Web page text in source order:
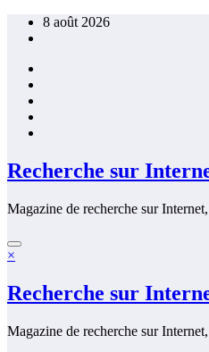
Aller
8 août 2026
Recherche sur
Magazine de recherche sur
×
Recherche sur
Magazine de recherche sur